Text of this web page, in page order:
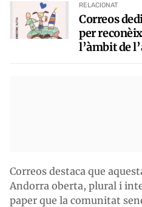
RELACIONAT
Correos
per
l’àmbit de
Correos destaca que
Andorra oberta, plural i
paper que la comunitat